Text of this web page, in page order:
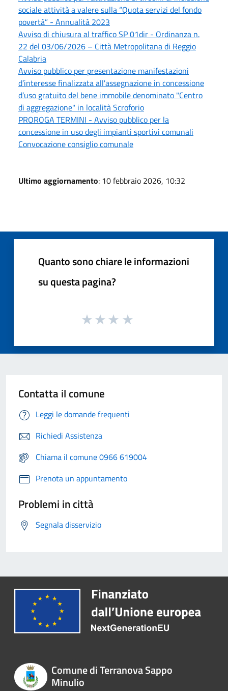
sociale attività a valere sulla “Quota servizi del fondo
povertà” - Annualità 2023
Avviso di chiusura al traffico SP 01dir - Ordinanza n.
22 del 03/06/2026 – Città Metropolitana di Reggio
Calabria
Avviso pubblico per presentazione manifestazioni
d’interesse finalizzata all'assegnazione in concessione
d’uso gratuito del bene immobile denominato "Centro
di aggregazione" in località Scroforio
PROROGA TERMINI - Avviso pubblico per la
concessione in uso degli impianti sportivi comunali
Convocazione consiglio comunale
Ultimo aggiornamento: 10 febbraio 2026, 10:32
Quanto sono chiare le informazioni
su questa pagina?
Contatta il comune
Leggi le domande frequenti
Richiedi Assistenza
Chiama il comune 0966 619004
Prenota un appuntamento
Problemi in città
Segnala disservizio
Comune di Terranova Sappo
Minulio